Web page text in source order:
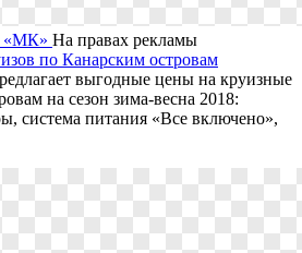
«МК» На правах рекламы
по Канарским островам
выгодные цены на круизные
на сезон зима-весна 2018:
система питания «Все включено»,